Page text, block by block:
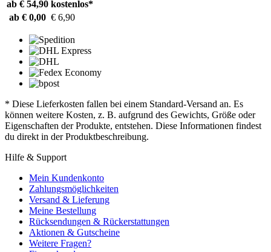
ab € 54,90 kostenlos*
ab € 0,00 € 6,90
* Diese Lieferkosten fallen bei einem Standard-Versand an. Es
können weitere Kosten, z. B. aufgrund des Gewichts, Größe oder
Eigenschaften der Produkte, entstehen. Diese Informationen findest
du direkt in der Produktbeschreibung.
Hilfe & Support
Mein Kundenkonto
Zahlungsmöglichkeiten
Versand & Lieferung
Meine Bestellung
Rücksendungen & Rückerstattungen
Aktionen & Gutscheine
Weitere Fragen?